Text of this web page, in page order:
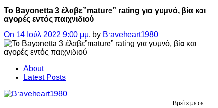
Το Bayonetta 3 έλαβε”mature” rating για γυμνό, βία και
αγορές εντός παιχνιδιού
On 14 Ιούλ 2022 9:00 μμ, by Braveheart1980
About
Latest Posts
Βρείτε με σε